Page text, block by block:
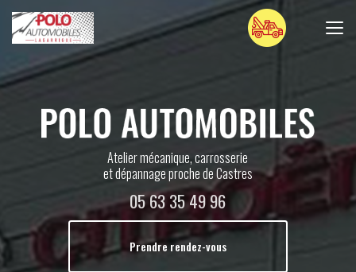
au
contenu
Atelier mécanique, carrosserie
et dépannage proche de Castres
05 63 35 49 96
Prendre rendez-vous